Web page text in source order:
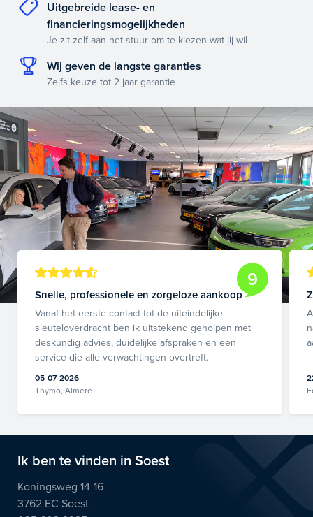
Uitgebreide lease- en
financieringsmogelijkheden
Je zit zelf aan het stuur om te kiezen wat jij wil
Wij geven de langste garanties
Zelfs keuze tot 2 jaar garantie
9
Snelle, professionele en zorgeloze aankoop
Vanaf het eerste contact tot de uiteindelijke
sleuteloverdracht ben ik uitstekend geholpen met
deskundig advies, duidelijke afspraken en een
service die alle verwachtingen overtreft.
05-07-2026
Thymo, Almere
Ik ben te vinden in Soest
Koningsweg 14-16
3762 EC Soest